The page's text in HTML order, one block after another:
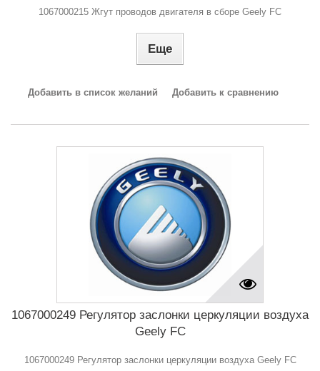
1067000215 Жгут проводов двигателя в сборе Geely FC
Еще
Добавить в список желаний Добавить к сравнению
1067000249 Регулятор заслонки церкуляции воздуха
Geely FC
1067000249 Регулятор заслонки церкуляции воздуха Geely FC